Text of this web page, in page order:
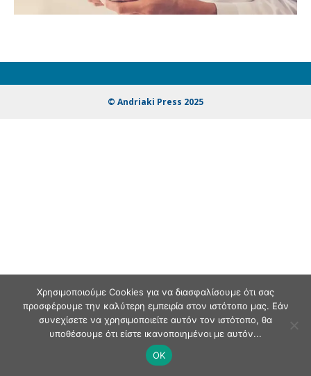
© Andriaki Press 2025
Χρησιμοποιούμε Cookies για να διασφαλίσουμε ότι σας
προσφέρουμε την καλύτερη εμπειρία στον ιστότοπο μας. Εάν
συνεχίσετε να χρησιμοποιείτε αυτόν τον ιστότοπο, θα
υποθέσουμε ότι είστε ικανοποιημένοι με αυτόν...
OK